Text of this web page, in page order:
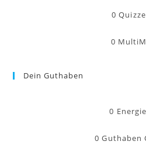
0
0
Dein Guthaben
0
0 Guthaben